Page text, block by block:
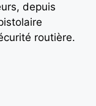
depuis
routière.